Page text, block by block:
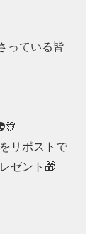
っている皆
リポストで
ゼント🎁